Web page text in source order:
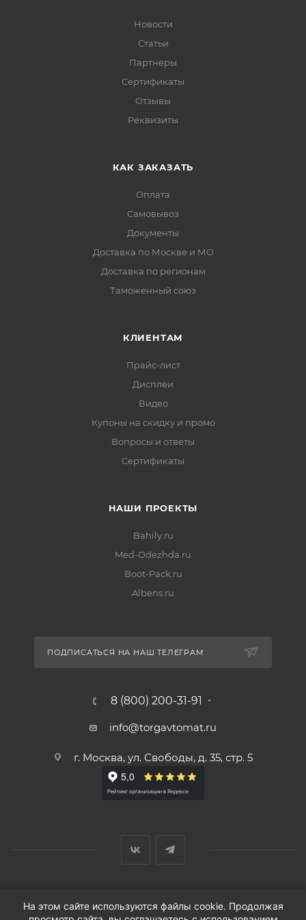
Новости
Статьи
Партнеры
Сертификаты
Отзывы
Реквизиты
КАК ЗАКАЗАТЬ
Оплата
Самовывоз
Документы
Доставка по Москве и МО
Доставка по регионам
Таможенный союз
КЛИЕНТАМ
Прайс-лист
Дисплеи
Видео
Купоны на скидку и промо
Вопросы и ответы
Сертификаты
НАШИ ПРОЕКТЫ
Bahily.ru
Med-Odezhda.ru
Boot-Pack.ru
Albens.ru
ПОДПИСАТЬСЯ НА НАШ ТЕЛЕГРАМ
8 (800) 200-31-91
info@torgavtomat.ru
г. Москва, ул. Свободы, д. 35, стр. 5
© ООО «Вендорс», 1999-2026 г.
На этом сайте используются файлы cookie. Продолжая